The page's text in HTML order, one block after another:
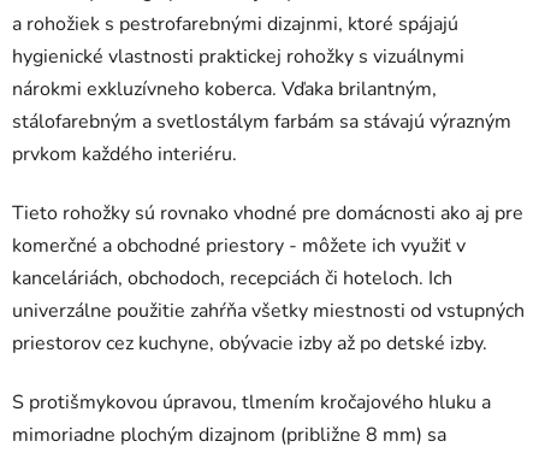
a rohožiek s pestrofarebnými dizajnmi, ktoré spájajú
hygienické vlastnosti praktickej rohožky s vizuálnymi
nárokmi exkluzívneho koberca. Vďaka brilantným,
stálofarebným a svetlostálym farbám sa stávajú výrazným
prvkom každého interiéru.
Tieto rohožky sú rovnako vhodné pre domácnosti ako aj pre
komerčné a obchodné priestory - môžete ich využiť v
kanceláriách, obchodoch, recepciách či hoteloch. Ich
univerzálne použitie zahŕňa všetky miestnosti od vstupných
priestorov cez kuchyne, obývacie izby až po detské izby.
S protišmykovou úpravou, tlmením kročajového hluku a
mimoriadne plochým dizajnom (približne 8 mm) sa